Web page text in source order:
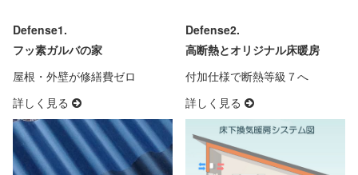
フッ素ガルバの家
屋根・外壁が修繕費ゼロ
詳しく見る
高断熱とオリジナル床暖房
付加仕様で断熱等級７へ
詳しく見る